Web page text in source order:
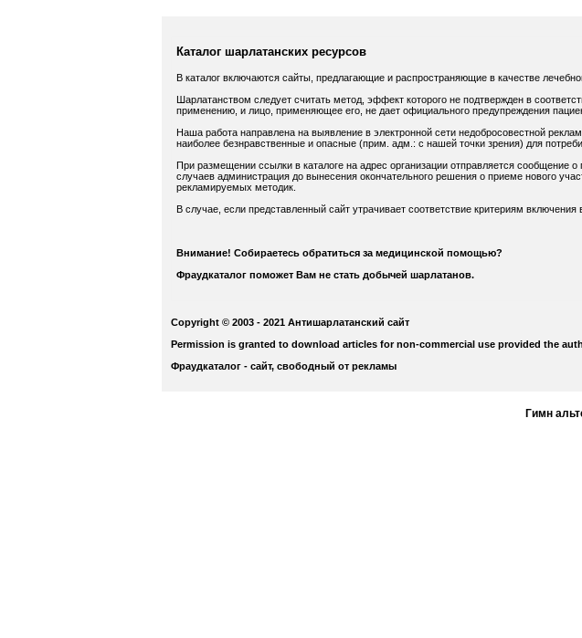
Каталог шарлатанских ресурсов
В каталог включаются сайты, предлагающие и распространяющие в качестве
Шарлатанством следует считать метод, эффект которого не подтвержден в
применению, и лицо, применяющее его, не дает официального предупреждения
Наша работа направлена на выявление в электронной сети недобросовестной
наиболее безнравственные и опасные (прим. адм.: с нашей точки зрения) для
При размещении ссылки в каталоге на адрес организации отправляется сообщение
случаев администрация до вынесения окончательного решения о приеме нового
рекламируемых методик.
В случае, если представленный сайт утрачивает соответствие критериям
Внимание! Собираетесь обратиться за медицинской помощью?
Фраудкаталог поможет Вам не стать добычей шарлатанов.
Copyright © 2003 - 2021 Антишарлатанский сайт
Permission is granted to download articles for non-commercial use provided the
Фраудкаталог - сайт, свободный от рекламы
Гимн